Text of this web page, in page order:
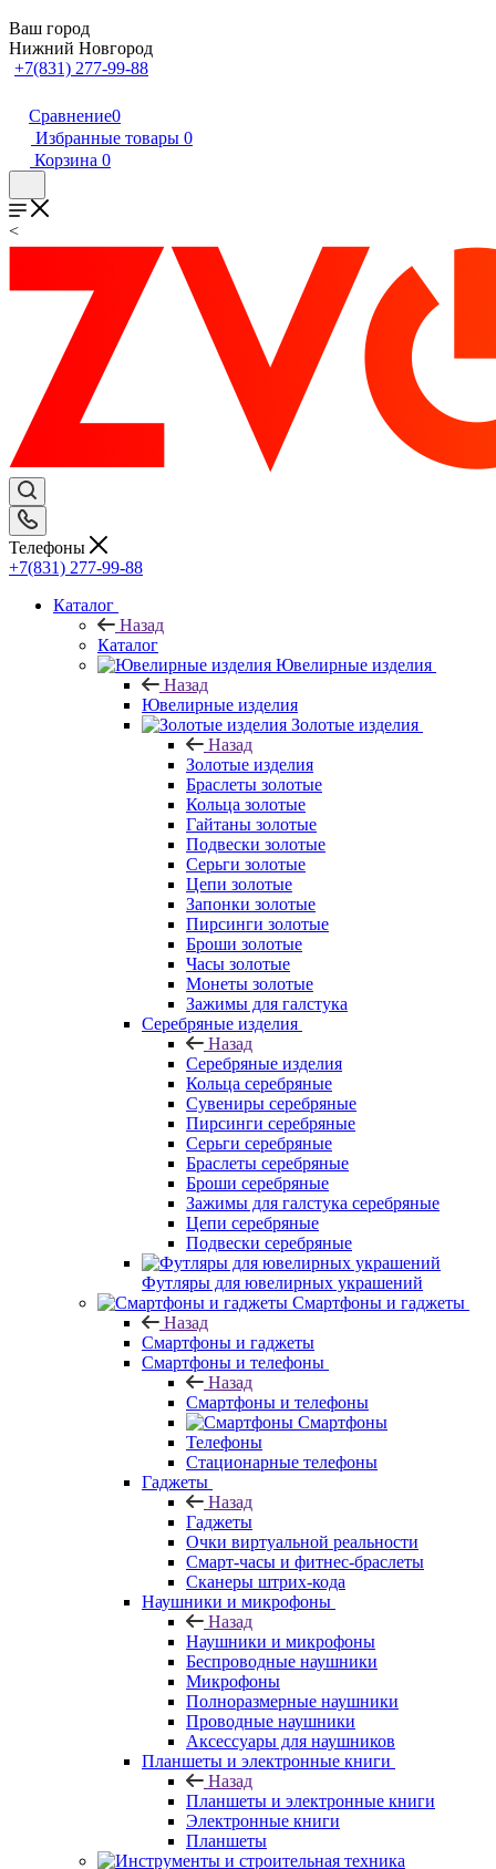
Ваш город
Нижний Новгород
+7(831) 277-99-88
Сравнение0
Избранные товары 0
Корзина 0
<
Телефоны
+7(831) 277-99-88
Каталог
Назад
Каталог
Ювелирные изделия
Назад
Ювелирные изделия
Золотые изделия
Назад
Золотые изделия
Браслеты золотые
Кольца золотые
Гайтаны золотые
Подвески золотые
Серьги золотые
Цепи золотые
Запонки золотые
Пирсинги золотые
Броши золотые
Часы золотые
Монеты золотые
Зажимы для галстука
Серебряные изделия
Назад
Серебряные изделия
Кольца серебряные
Сувениры серебряные
Пирсинги серебряные
Серьги серебряные
Браслеты серебряные
Броши серебряные
Зажимы для галстука серебряные
Цепи серебряные
Подвески серебряные
Футляры для ювелирных украшений
Смартфоны и гаджеты
Назад
Смартфоны и гаджеты
Смартфоны и телефоны
Назад
Смартфоны и телефоны
Смартфоны
Телефоны
Стационарные телефоны
Гаджеты
Назад
Гаджеты
Очки виртуальной реальности
Смарт-часы и фитнес-браслеты
Сканеры штрих-кода
Наушники и микрофоны
Назад
Наушники и микрофоны
Беспроводные наушники
Микрофоны
Полноразмерные наушники
Проводные наушники
Аксессуары для наушников
Планшеты и электронные книги
Назад
Планшеты и электронные книги
Электронные книги
Планшеты